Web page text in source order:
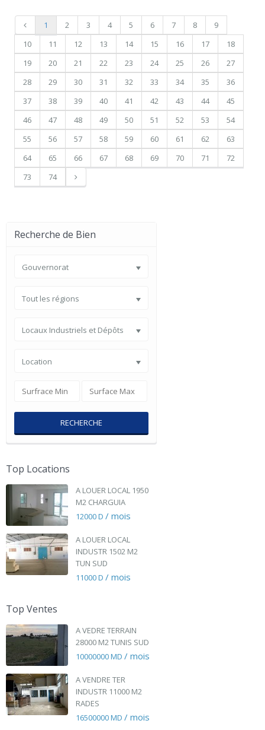
1 2 3 4 5 6 7 8
9
10
11 12 13 14 15 16 17
18
19
20 21 22 23 24 25 26
27
28
29 30 31 32 33 34 35
36
37
38 39 40 41 42 43 44
45
46
47 48 49 50 51 52 53
54
55
56 57 58 59 60 61 62
63
64
65 66 67 68 69 70 71
72
73
74
Recherche de Bien
Gouvernorat
Tout les régions
Locaux Industriels et Dépôts
Location
RECHERCHE
Top Locations
A LOUER LOCAL 1950
M2 CHARGUIA
12000 D / mois
A LOUER LOCAL
INDUSTR 1502 M2
TUN SUD
11000 D / mois
Top Ventes
A VEDRE TERRAIN
28000 M2 TUNIS SUD
10000000 MD / mois
A VENDRE TER
INDUSTR 11000 M2
RADES
16500000 MD / mois